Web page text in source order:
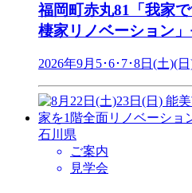
福岡町赤丸81「我家
棲家リノベーション
2026年9月5･6･7･8日(土)(
石川県
ご案内
見学会